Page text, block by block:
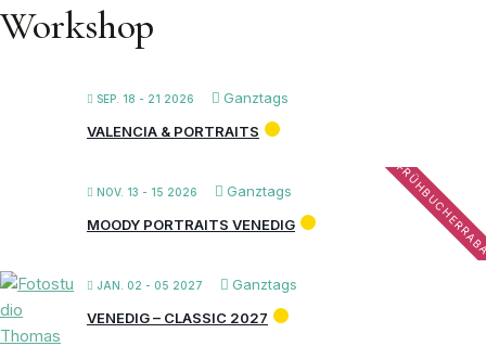
Workshop
SEP. 18 - 21 2026
Ganztags
VALENCIA & PORTRAITS
NOV. 13 - 15 2026 Ganztags
MOODY PORTRAITS VENEDIG
JAN. 02 - 05 2027
Ganztags
VENEDIG – CLASSIC 2027